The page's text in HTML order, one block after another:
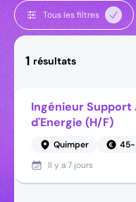
Tous les filtres
1 résultats
Ingénieur
d'Energie (H/F)
Quimper
Il y a7 jours